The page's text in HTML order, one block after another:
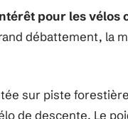
pour les vélos
débattement, la
sur piste
de descente. Le